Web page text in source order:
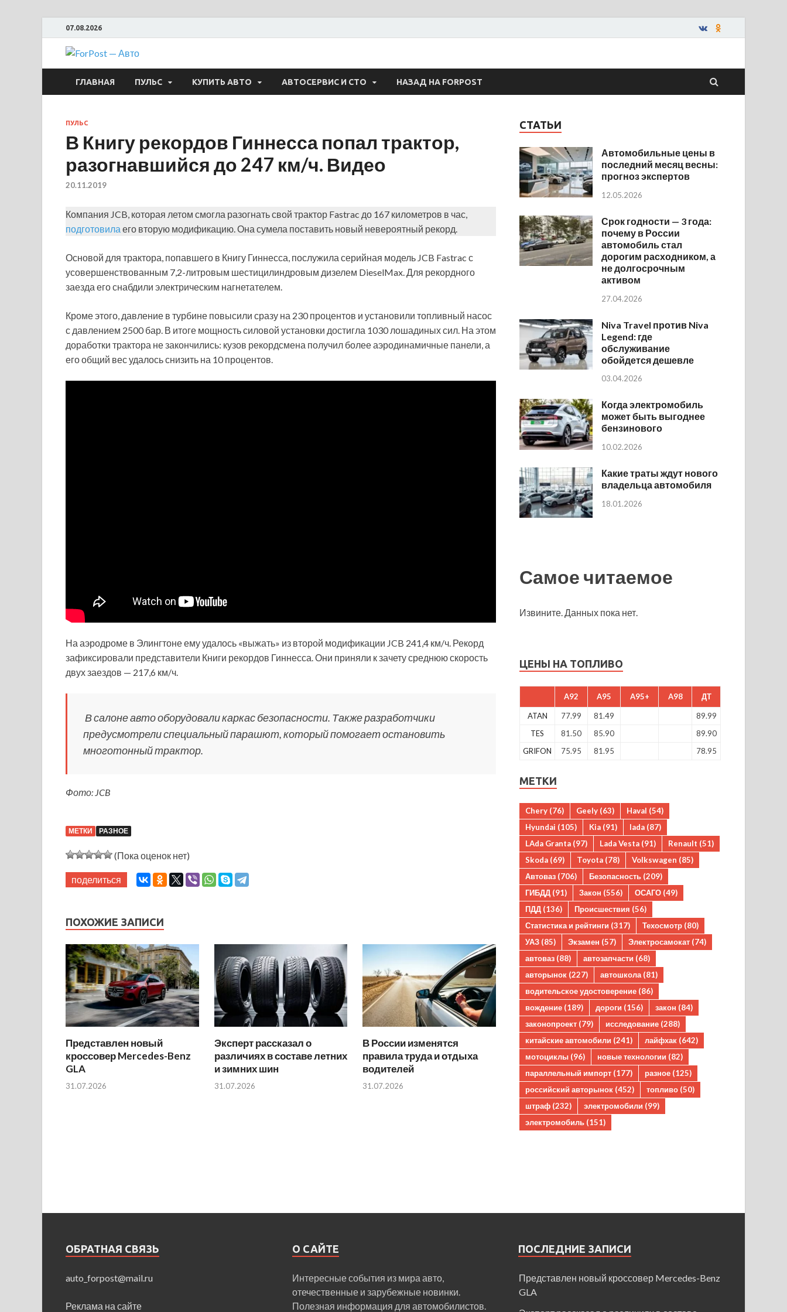
07.08.2026
ForPost — Авто
ГЛАВНАЯ ПУЛЬС КУПИТЬ АВТО АВТОСЕРВИС И СТО НАЗАД НА FORPOST
ПУЛЬС
В Книгу рекордов Гиннесса попал трактор,
разогнавшийся до 247 км/ч. Видео
20.11.2019
Компания JCB, которая летом смогла разогнать свой трактор Fastrac до 167 километров в час,
подготовила его вторую модификацию. Она сумела поставить новый невероятный рекорд.
Основой для трактора, попавшего в Книгу Гиннесса, послужила серийная модель JCB Fastrac с
усовершенствованным 7,2-литровым шестицилиндровым дизелем DieselMax. Для рекордного
заезда его снабдили электрическим нагнетателем.
Кроме этого, давление в турбине повысили сразу на 230 процентов и установили топливный насос
с давлением 2500 бар. В итоге мощность силовой установки достигла 1030 лошадиных сил. На этом
доработки трактора не закончились: кузов рекордсмена получил более аэродинамичные панели, а
его общий вес удалось снизить на 10 процентов.
На аэродроме в Элингтоне ему удалось «выжать» из второй модификации JCB 241,4 км/ч. Рекорд
зафиксировали представители Книги рекордов Гиннесса. Они приняли к зачету среднюю скорость
двух заездов — 217,6 км/ч.
В салоне авто оборудовали каркас безопасности. Также разработчики
предусмотрели специальный парашют, который помогает остановить
многотонный трактор.
Фото: JCB
МЕТКИ РАЗНОЕ
(Пока оценок нет)
поделиться
ПОХОЖИЕ ЗАПИСИ
Представлен новый
кроссовер Mercedes-Benz
GLA
31.07.2026
Эксперт рассказал о
различиях в составе летних
и зимних шин
31.07.2026
В России изменятся
правила труда и отдыха
водителей
31.07.2026
СТАТЬИ
Автомобильные цены в
последний месяц весны:
прогноз экспертов
12.05.2026
Срок годности — 3 года:
почему в России
автомобиль стал
дорогим расходником, а
не долгосрочным
активом
27.04.2026
Niva Travel против Niva
Legend: где
обслуживание
обойдется дешевле
03.04.2026
Когда электромобиль
может быть выгоднее
бензинового
10.02.2026
Какие траты ждут нового
владельца автомобиля
18.01.2026
Самое читаемое
Извините. Данных пока нет.
ЦЕНЫ НА ТОПЛИВО
A92 A95 A95+ A98 ДТ
ATAN 77.99 81.49
89.99
TES
81.50 85.90
89.90
GRIFON
75.95 81.95 78.95
МЕТКИ
Chery (76) Geely (63) Haval (54)
Hyundai (105) Kia (91) lada (87)
LAda Granta (97) Lada Vesta (91) Renault (51)
Skoda (69) Toyota (78) Volkswagen (85)
Автоваз (706) Безопасность (209)
ГИБДД (91) Закон (556) ОСАГО (49)
ПДД (136) Происшествия (56)
Статистика и рейтинги (317) Техосмотр (80)
УАЗ (85) Экзамен (57) Электросамокат (74)
автоваз (88) автозапчасти (68)
авторынок (227) автошкола (81)
водительское удостоверение (86)
вождение (189) дороги (156) закон (84)
законопроект (79) исследование (288)
китайские автомобили (241) лайфхак (642)
мотоциклы (96) новые технологии (82)
параллельный импорт (177) разное (125)
российский авторынок (452) топливо (50)
штраф (232) электромобили (99)
электромобиль (151)
ОБРАТНАЯ СВЯЗЬ
auto_forpost@mail.ru
Реклама на сайте
О САЙТЕ
Интересные события из мира авто,
отечественные и зарубежные новинки.
Полезная информация для автомобилистов.
ПОСЛЕДНИЕ ЗАПИСИ
Представлен новый кроссовер Mercedes-Benz
GLA